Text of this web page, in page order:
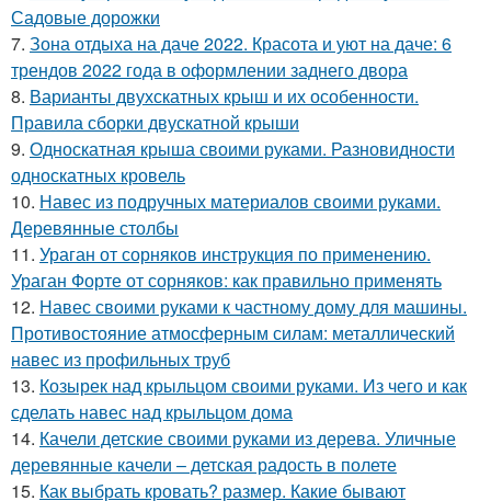
Садовые дорожки
7. Зона отдыха на даче 2022. Красота и уют на даче: 6
трендов 2022 года в оформлении заднего двора
8. Варианты двухскатных крыш и их особенности.
Правила сборки двускатной крыши
9. Односкатная крыша своими руками. Разновидности
односкатных кровель
10. Навес из подручных материалов своими руками.
Деревянные столбы
11. Ураган от сорняков инструкция по применению.
Ураган Форте от сорняков: как правильно применять
12. Навес своими руками к частному дому для машины.
Противостояние атмосферным силам: металлический
навес из профильных труб
13. Козырек над крыльцом своими руками. Из чего и как
сделать навес над крыльцом дома
14. Качели детские своими руками из дерева. Уличные
деревянные качели – детская радость в полете
15. Как выбрать кровать? размер. Какие бывают